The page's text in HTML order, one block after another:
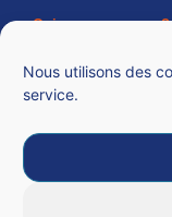
Nous utilisons des
service.
Qui sommes-nous ?